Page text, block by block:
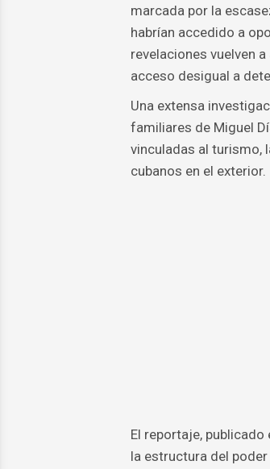
marcada por la
habrían accedido a
revelaciones vuelven
acceso desigual a
Una extensa
familiares de Miguel
vinculadas al turismo,
cubanos en el exterior.
El reportaje,
la estructura del